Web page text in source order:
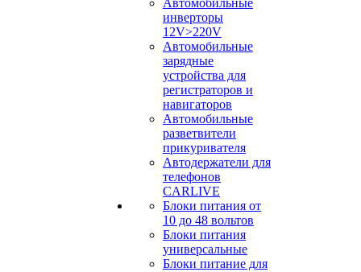
Автомобильные
инверторы
12V>220V
Автомобильные
зарядные
устройства для
регистраторов и
навигаторов
Автомобильные
разветвители
прикуривателя
Автодержатели для
телефонов
CARLIVE
Блоки питания от
10 до 48 вольтов
Блоки питания
универсальные
Блоки питание для